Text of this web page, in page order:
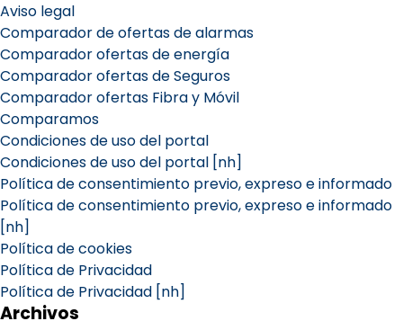
Aviso legal
Comparador de ofertas de alarmas
Comparador ofertas de energía
Comparador ofertas de Seguros
Comparador ofertas Fibra y Móvil
Comparamos
Condiciones de uso del portal
Condiciones de uso del portal [nh]
Política de consentimiento previo, expreso e informado
Política de consentimiento previo, expreso e informado
[nh]
Política de cookies
Política de Privacidad
Política de Privacidad [nh]
Archivos